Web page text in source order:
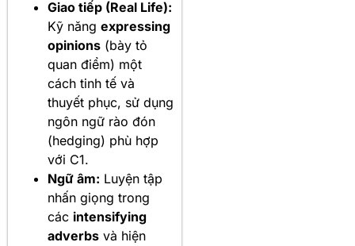
Giao tiếp (Real Life):
Kỹ năng expressing
opinions (bày tỏ
quan điểm) một
cách tinh tế và
thuyết phục, sử dụng
ngôn ngữ rào đón
(hedging) phù hợp
với C1.
Ngữ âm: Luyện tập
nhấn giọng trong
các intensifying
adverbs và hiện